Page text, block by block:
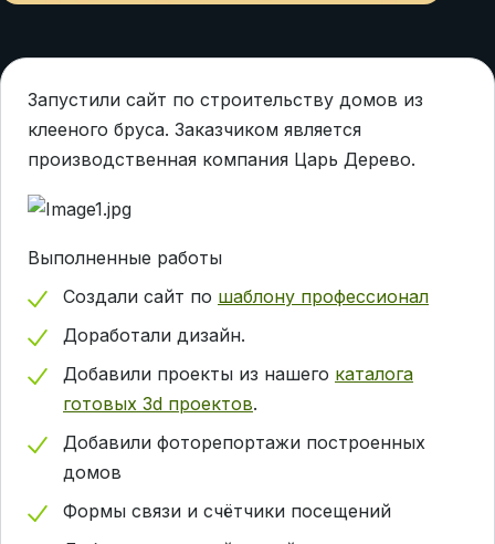
Запустили сайт по строительству домов из
клееного бруса. Заказчиком является
производственная компания Царь Дерево.
Выполненные работы
Создали сайт по шаблону профессионал
Доработали дизайн.
Добавили проекты из нашего каталога
готовых 3d проектов.
Добавили фоторепортажи построенных
домов
Формы связи и счётчики посещений